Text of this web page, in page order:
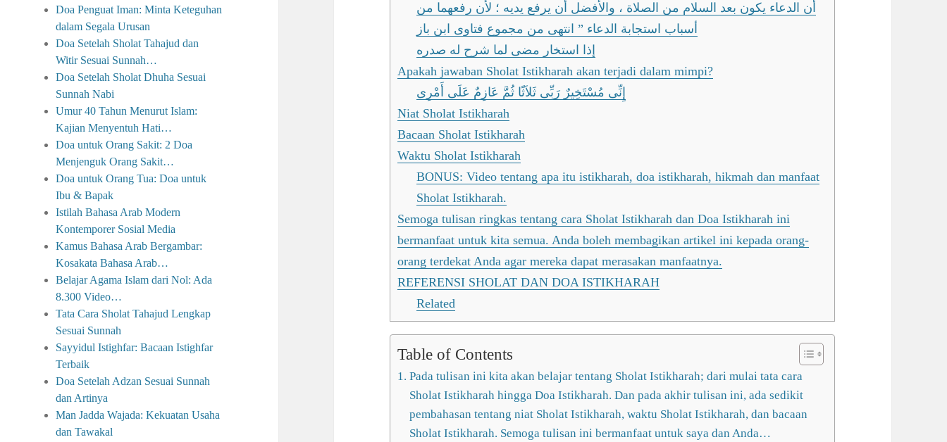
Doa Penguat Iman: Minta Keteguhan
dalam Segala Urusan
Doa Setelah Sholat Tahajud dan
Witir Sesuai Sunnah…
Doa Setelah Sholat Dhuha Sesuai
Sunnah Nabi
Umur 40 Tahun Menurut Islam:
Kajian Menyentuh Hati…
Doa untuk Orang Sakit: 2 Doa
Menjenguk Orang Sakit…
Doa untuk Orang Tua: Doa untuk
Ibu & Bapak
Istilah Bahasa Arab Modern
Kontemporer Sosial Media
Kamus Bahasa Arab Bergambar:
Kosakata Bahasa Arab…
Belajar Agama Islam dari Nol: Ada
8.300 Video…
Tata Cara Sholat Tahajud Lengkap
Sesuai Sunnah
Sayyidul Istighfar: Bacaan Istighfar
Terbaik
Doa Setelah Adzan Sesuai Sunnah
dan Artinya
Man Jadda Wajada: Kekuatan Usaha
dan Tawakal
أن الدعاء يكون بعد السلام من الصلاة ، والأفضل أن يرفع يديه ؛ لأن رفعهما من
أسباب استجابة الدعاء ” انتهى من مجموع فتاوى ابن باز
إذا استخار مضى لما شرح له صدره
Apakah jawaban Sholat Istikharah akan terjadi dalam mimpi?
إِنِّى مُسْتَخِيرٌ رَبِّى ثَلاَثًا ثُمَّ عَازِمٌ عَلَى أَمْرِى
Niat Sholat Istikharah
Bacaan Sholat Istikharah
Waktu Sholat Istikharah
BONUS: Video tentang apa itu istikharah, doa istikharah, hikmah dan manfaat
Sholat Istikharah.
Semoga tulisan ringkas tentang cara Sholat Istikharah dan Doa Istikharah ini
bermanfaat untuk kita semua. Anda boleh membagikan artikel ini kepada orang-
orang terdekat Anda agar mereka dapat merasakan manfaatnya.
REFERENSI SHOLAT DAN DOA ISTIKHARAH
Related
Table of Contents
Pada tulisan ini kita akan belajar tentang Sholat Istikharah; dari mulai tata cara
Sholat Istikharah hingga Doa Istikharah. Dan pada akhir tulisan ini, ada sedikit
pembahasan tentang niat Sholat Istikharah, waktu Sholat Istikharah, dan bacaan
Sholat Istikharah. Semoga tulisan ini bermanfaat untuk saya dan Anda…